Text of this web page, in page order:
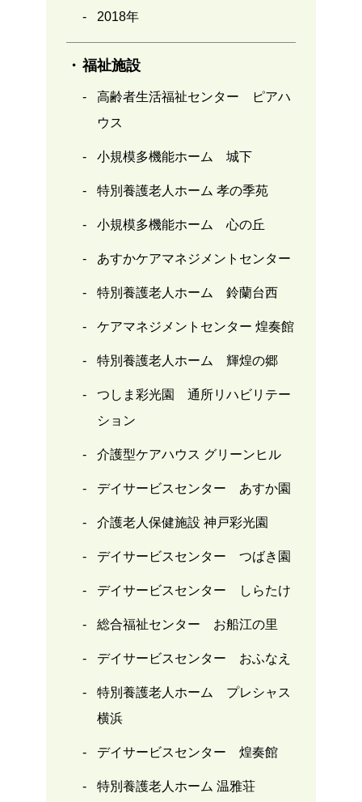
2018年
福祉施設
高齢者生活福祉センター ピアハ
ウス
小規模多機能ホーム 城下
特別養護老人ホーム 孝の季苑
小規模多機能ホーム 心の丘
あすかケアマネジメントセンター
特別養護老人ホーム 鈴蘭台西
ケアマネジメントセンター 煌奏館
特別養護老人ホーム 輝煌の郷
つしま彩光園 通所リハビリテー
ション
介護型ケアハウス グリーンヒル
デイサービスセンター あすか園
介護老人保健施設 神戸彩光園
デイサービスセンター つばき園
デイサービスセンター しらたけ
総合福祉センター お船江の里
デイサービスセンター おふなえ
特別養護老人ホーム プレシャス
横浜
デイサービスセンター 煌奏館
特別養護老人ホーム 温雅荘